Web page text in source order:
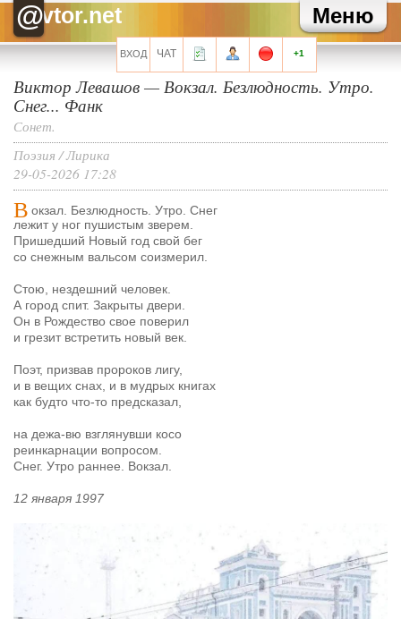
Меню
@vtor.net
особо вникая, но иногда, даже такого прочтения достаточно, что бы волосы
стали дыбом, на ту ересть, что порой выкладывают
Все сообщения мини-чата
Запомнить?
Регистрация
Забыли свой пароль?
Перейти на полную версию
ВХОД ЧАТ +1
Виктор Левашов — Вокзал. Безлюдность. Утро.
Снег... Фанк
Сонет.
Поэзия /Лирика
29-05-2026 17:28
В окзал. Безлюдность. Утро. Снег
лежит у ног пушистым зверем.
Пришедший Новый год свой бег
со снежным вальсом соизмерил.
Стою, нездешний человек.
А город спит. Закрыты двери.
Он в Рождество свое поверил
и грезит встретить новый век.
Поэт, призвав пророков лигу,
и в вещих снах, и в мудрых книгах
как будто что-то предсказал,
на дежа-вю взглянувши косо
реинкарнации вопросом.
Снег. Утро раннее. Вокзал.
12 января 1997